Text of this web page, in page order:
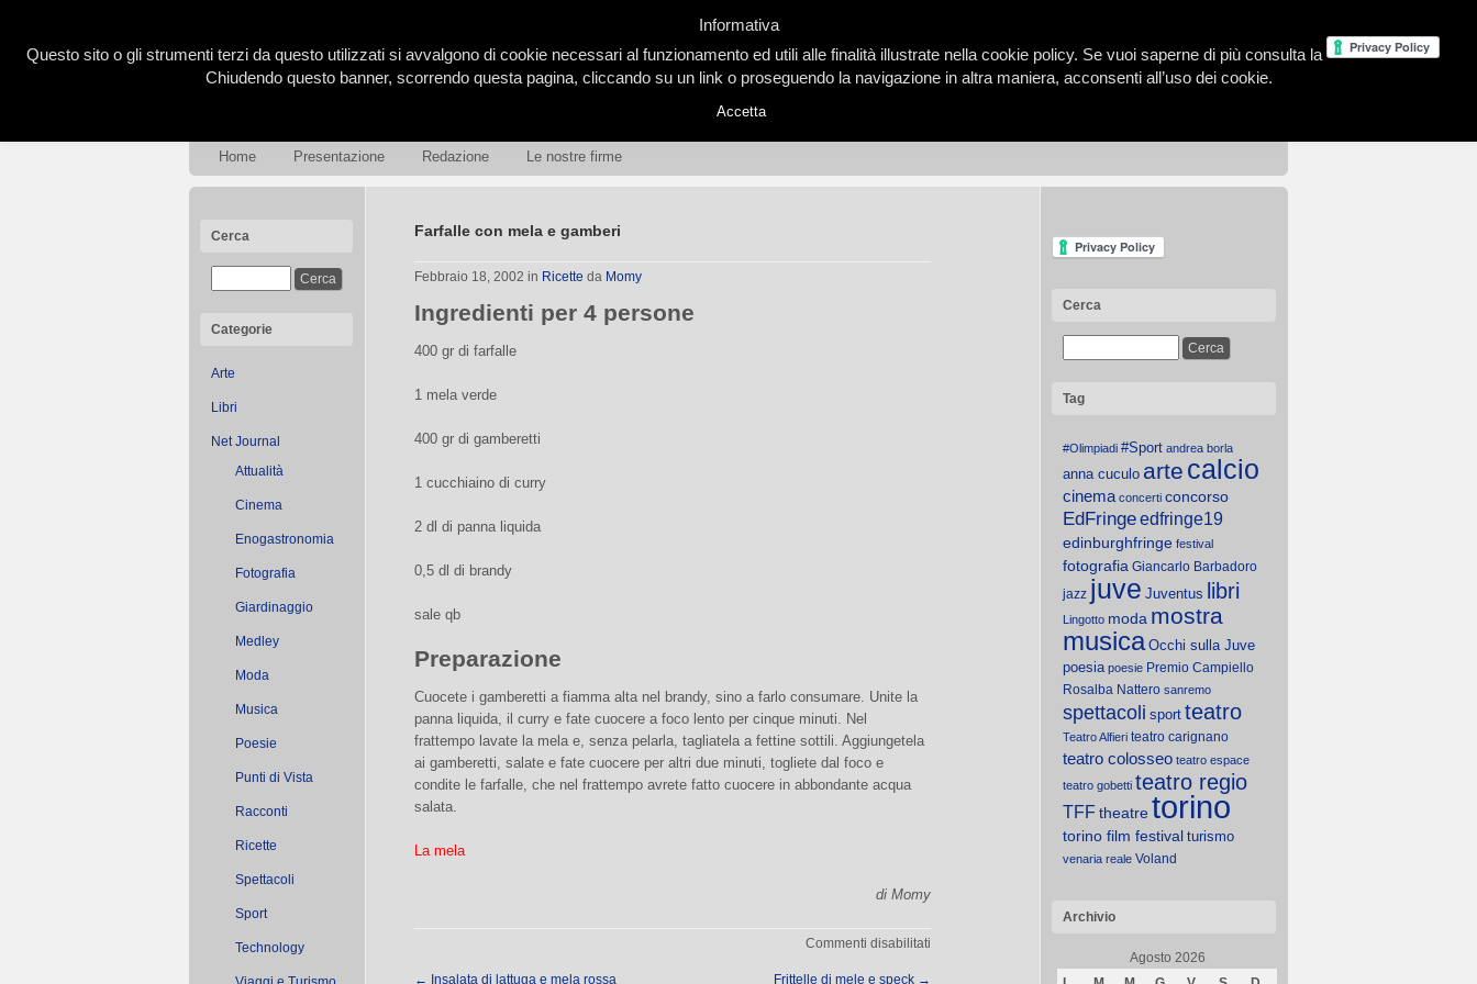
Home Presentazione Redazione Le nostre firme
Cerca
Categorie
Arte
Libri
Net Journal
Attualità
Cinema
Enogastronomia
Fotografia
Giardinaggio
Medley
Moda
Musica
Poesie
Punti di Vista
Racconti
Ricette
Spettacoli
Sport
Technology
Farfalle con mela e gamberi
Febbraio 18, 2002 in Ricette da Momy
Ingredienti per 4 persone
400 gr di farfalle
1 mela verde
400 gr di gamberetti
1 cucchiaino di curry
2 dl di panna liquida
0,5 dl di brandy
sale qb
Preparazione
Cuocete i gamberetti a fiamma alta nel brandy, sino a farlo consumare. Unite la
panna liquida, il curry e fate cuocere a foco lento per cinque minuti. Nel
frattempo lavate la mela e, senza pelarla, tagliatela a fettine sottili. Aggiungetela
ai gamberetti, salate e fate cuocere per altri due minuti, togliete dal foco e
condite le farfalle, che nel frattempo avrete fatto cuocere in abbondante acqua
salata.
La mela
di Momy
Commenti disabilitati
← Insalata di lattuga e mela rossa Frittelle di mele e speck →
Cerca
Tag
#Olimpiadi #Sport andrea borla
anna cuculo arte calcio
cinema concerti concorso
EdFringeedfringe19
edinburghfringe festival
fotografia Giancarlo Barbadoro
jazz juve Juventus libri
Lingotto moda mostra
musica Occhi sulla Juve
poesia poesie Premio Campiello
Rosalba Nattero sanremo
spettacoli sport teatro
Teatro Alfieri teatro carignano
teatro colosseo teatro espace
teatro gobetti teatro regio
TFFtheatretorino
torino film festival turismo
venaria reale Voland
Archivio
Agosto 2026
Informativa
Questo sito o gli strumenti terzi da questo utilizzati si avvalgono di cookie necessari al funzionamento ed utili alle finalità illustrate nella cookie policy. Se vuoi saperne di più consulta la
Chiudendo questo banner, scorrendo questa pagina, cliccando su un link o proseguendo la navigazione in altra maniera, acconsenti all’uso dei cookie.
Accetta